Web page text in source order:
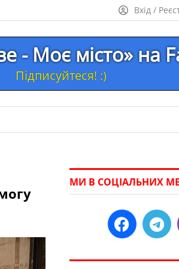
Вхід /
- Моє місто» на
Підписуйтеся! :)
МИ В СОЦІАЛЬНИХ